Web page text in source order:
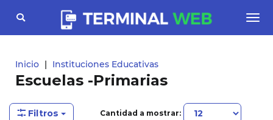
Toggle
navigation
Inicio Instituciones Educativas
Escuelas -Primarias
Filtros Cantidad a mostrar: